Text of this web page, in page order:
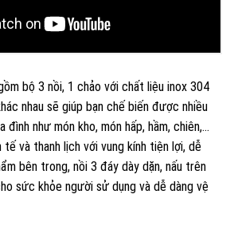
bộ 3 nồi, 1 chảo với chất liệu inox 304
nhau sẽ giúp bạn chế biến được nhiều
đình như món kho, món hấp, hầm, chiên,…
và thanh lịch với vung kính tiện lợi, dễ
bên trong, nồi 3 đáy dày dặn, nấu trên
sức khỏe người sử dụng và dễ dàng vệ